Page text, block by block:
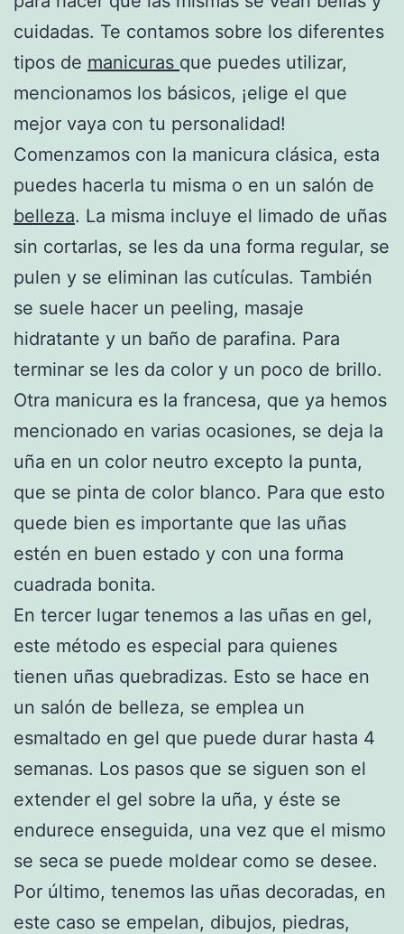
cuidadas. Te contamos sobre los diferentes
tipos de manicuras que puedes utilizar,
mencionamos los básicos, ¡elige el que
mejor vaya con tu personalidad!
Comenzamos con la manicura clásica, esta
puedes hacerla tu misma o en un salón de
belleza. La misma incluye el limado de uñas
sin cortarlas, se les da una forma regular, se
pulen y se eliminan las cutículas. También
se suele hacer un peeling, masaje
hidratante y un baño de parafina. Para
terminar se les da color y un poco de brillo.
Otra manicura es la francesa, que ya hemos
mencionado en varias ocasiones, se deja la
uña en un color neutro excepto la punta,
que se pinta de color blanco. Para que esto
quede bien es importante que las uñas
estén en buen estado y con una forma
cuadrada bonita.
En tercer lugar tenemos a las uñas en gel,
este método es especial para quienes
tienen uñas quebradizas. Esto se hace en
un salón de belleza, se emplea un
esmaltado en gel que puede durar hasta 4
semanas. Los pasos que se siguen son el
extender el gel sobre la uña, y éste se
endurece enseguida, una vez que el mismo
se seca se puede moldear como se desee.
Por último, tenemos las uñas decoradas, en
este caso se empelan, dibujos, piedras,